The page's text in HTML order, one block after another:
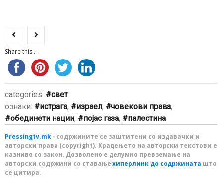
Share this...
categories:
свет
ознаки:
истрага, израел, човекови права,
обединети нации, појас газа, палестина
Pressingtv.mk - содржините се заштитени со издавачки и
авторски права (copyright). Крадењето на авторски текстови е
казниво со закон. Дозволено е делумно превземање на
авторски содржини со ставање хиперлинк до содржината што
се цитира.